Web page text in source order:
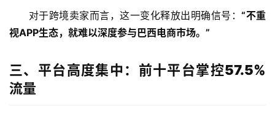
对于跨境卖家而言，这一变化释放出明确信号：“不重
视APP生态，就难以深度参与巴西电商市场。”
三、平台高度集中：前十平台掌控57.5%
流量